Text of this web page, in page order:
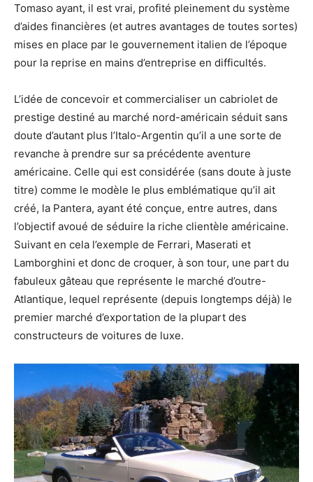
Tomaso ayant, il est vrai, profité pleinement du système
d’aides financières (et autres avantages de toutes sortes)
mises en place par le gouvernement italien de l’époque
pour la reprise en mains d’entreprise en difficultés.
L’idée de concevoir et commercialiser un cabriolet de
prestige destiné au marché nord-américain séduit sans
doute d’autant plus l’Italo-Argentin qu’il a une sorte de
revanche à prendre sur sa précédente aventure
américaine. Celle qui est considérée (sans doute à juste
titre) comme le modèle le plus emblématique qu’il ait
créé, la Pantera, ayant été conçue, entre autres, dans
l’objectif avoué de séduire la riche clientèle américaine.
Suivant en cela l’exemple de Ferrari, Maserati et
Lamborghini et donc de croquer, à son tour, une part du
fabuleux gâteau que représente le marché d’outre-
Atlantique, lequel représente (depuis longtemps déjà) le
premier marché d’exportation de la plupart des
constructeurs de voitures de luxe.